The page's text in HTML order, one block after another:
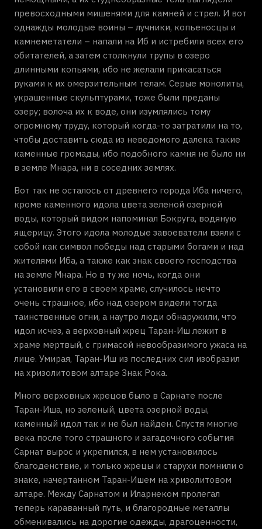
превосходными мишенями для камней и стрел. И вот
однажды молодые воины – лучники, копьеносцы и
камнеметатели – напали на Иб и истребили всех его
обитателей, а затем столкнули трупы в озеро
длинными копьями, ибо не желали прикасаться
руками к их омерзительным телам. Серые монолиты,
украшенные скульптурами, тоже были преданы
озеру; волоча их к воде, они изумлялись тому
огромному труду, который когда-то затратили на то,
чтобы доставить сюда из неведомого далека такие
каменные громады, ибо подобного камня не было ни
в земле Мнара, ни в соседних землях.
Вот так не осталось от древнего города Иба ничего,
кроме каменного идола цвета зеленой озерной
воды, который видом напоминал Бокруга, водяную
ящерицу. Этого идола молодые завоеватели взяли с
собой как символ победы над старыми богами и над
жителями Иба, а также как знак своего господства
на земле Мнара. Но в ту же ночь, когда они
установили его в своем храме, случилось нечто
очень страшное, ибо над озером видели тогда
таинственные огни, а наутро люди обнаружили, что
идол исчез, а верховный жрец Таран-Иш лежит в
храме мертвый, с гримасой невообразимого ужаса на
лице. Умирая, Таран-Иш из последних сил изобразил
на хризолитовом алтаре Знак Рока.
Много верховных жрецов было в Сарнате после
Таран-Иша, но зеленый, цвета озерной воды,
каменный идол так и не был найден. Спустя многие
века после того страшного и загадочного события
Сарнат вырос и укрепился, в нем установилось
благоденствие, и только жрецы и старухи помнили о
знаке, начертанном Таран-Ишем на хризолитовом
алтаре. Между Сарнатом и Иларнеком пролегал
теперь караванный путь, и благородные металлы
обменивались на дорогие одежды, драгоценности,